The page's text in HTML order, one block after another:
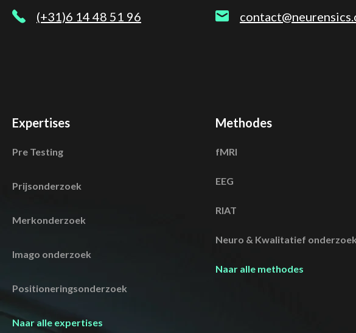
(+31)6 14 48 51 96
Expertises
Pre Testing
Prijsonderzoek
Merkonderzoek
Imago onderzoek
Positioneringsonderzoek
Naar alle expertises
Methodes
fMRI
EEG
RIAT
Neuro & Kwalitatief onderzoek
Naar alle methodes